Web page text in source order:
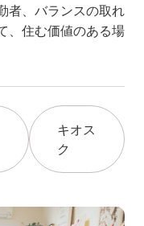
者、バランスの取れ
、住む価値のある場
キオス
ク